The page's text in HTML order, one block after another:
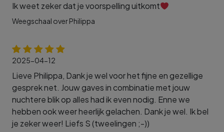
Ik weet zeker dat je voorspelling uitkomt
Weegschaal over Philippa
2025-04-12
Lieve Philippa, Dank je wel voor het fijne en gezellige
gesprek net. Jouw gaves in combinatie met jouw
nuchtere blik op alles had ik even nodig. Enne we
hebben ook weer heerlijk gelachen. Dank je wel. Ik bel
je zeker weer! Liefs S (tweelingen ;-))